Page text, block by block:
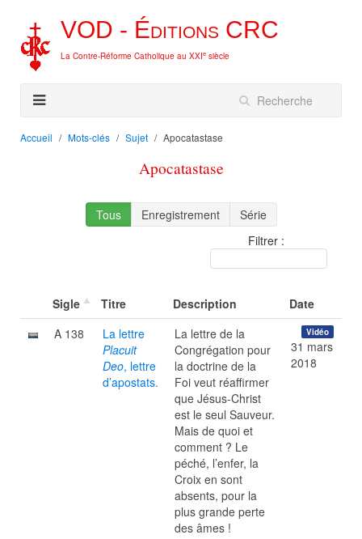
VOD - Éditions CRC
La Contre-Réforme Catholique au XXIe siècle
Accueil Mots-clés Sujet Apocatastase
Apocatastase
Tous Enregistrement
Série
Filtrer :
Sigle Titre Description
Date
A 138
La lettre
Placuit
Deo, lettre
d’apostats.
La lettre de la
Congrégation pour
la doctrine de la
Foi veut réaffirmer
que Jésus-Christ
est le seul Sauveur.
Mais de quoi et
comment ? Le
péché, l’enfer, la
Croix en sont
absents, pour la
plus grande perte
des âmes !
Vidéo
31 mars
2018